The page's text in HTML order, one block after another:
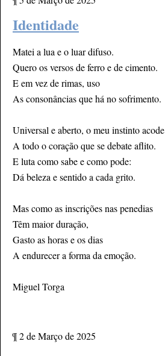
Identidade
Matei a lua e o luar difuso.
Quero os versos de ferro e de cimento.
E em vez de rimas, uso
As consonâncias que há no sofrimento.
Universal e aberto, o meu instinto acode
A todo o coração que se debate aflito.
E luta como sabe e como pode:
Dá beleza e sentido a cada grito.
Mas como as inscrições nas penedias
Têm maior duração,
Gasto as horas e os dias
A endurecer a forma da emoção.
Miguel Torga
¶2 de Março de 2025